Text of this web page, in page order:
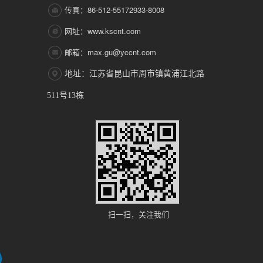
传真：86-512-55172933-8008
网址：www.kscnt.com
邮箱：max.gu@yccnt.com
地址：江苏省昆山市周市镇黄浦江北路
511号13栋
扫一扫，关注我们